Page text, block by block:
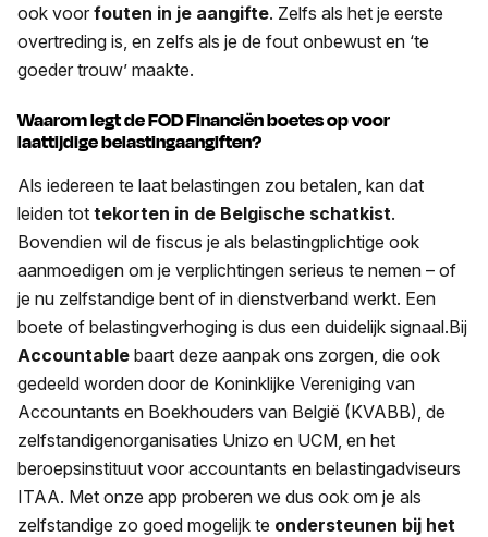
ook voor fouten in je aangifte. Zelfs als het je eerste
overtreding is, en zelfs als je de fout onbewust en ‘te
goeder trouw’ maakte.
Waarom legt de FOD Financiën boetes op voor
laattijdige belastingaangiften?
Als iedereen te laat belastingen zou betalen, kan dat
leiden tot tekorten in de Belgische schatkist.
Bovendien wil de fiscus je als belastingplichtige ook
aanmoedigen om je verplichtingen serieus te nemen – of
je nu zelfstandige bent of in dienstverband werkt. Een
boete of belastingverhoging is dus een duidelijk signaal.Bij
Accountable baart deze aanpak ons zorgen, die ook
gedeeld worden door de Koninklijke Vereniging van
Accountants en Boekhouders van België (KVABB), de
zelfstandigenorganisaties Unizo en UCM, en het
beroepsinstituut voor accountants en belastingadviseurs
ITAA. Met onze app proberen we dus ook om je als
zelfstandige zo goed mogelijk te ondersteunen bij het